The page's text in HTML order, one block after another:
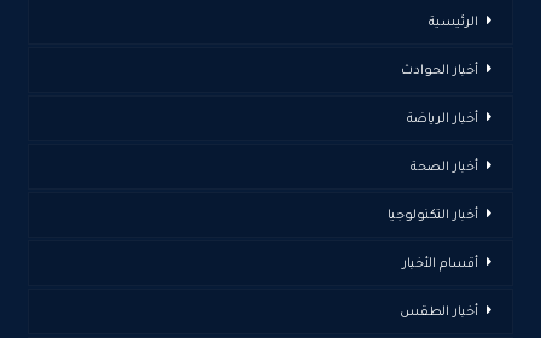
الرئيسية
أخبار الحوادث
أخبار الرياضة
أخبار الصحة
أخبار التكنولوجيا
أقسام الأخبار
أخبار الطقس